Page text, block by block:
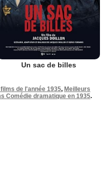
Un sac de billes
de l'année 1935, Meilleurs
Comédie dramatique en 1935.